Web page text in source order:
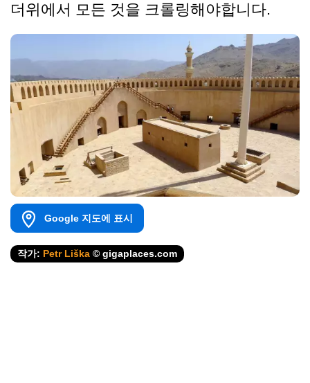
더위에서 모든 것을 크롤링해야합니다.
Google 지도에 표시
작가: Petr Liška © gigaplaces.com